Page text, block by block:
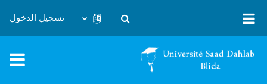
تبديل إدخال البحث
تسجيل الدخول